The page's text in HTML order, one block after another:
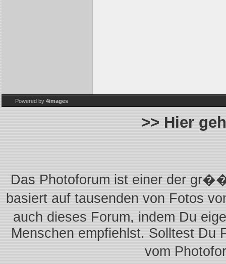
Powered by 4images
>> Hier
Das Photoforum ist einer der
basiert auf tausenden von Fotos
auch dieses Forum, indem Du
Menschen empfiehlst. Solltest Du
vom